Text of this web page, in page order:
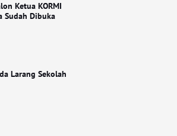
Ketua KORMI
Sudah Dibuka
Larang Sekolah